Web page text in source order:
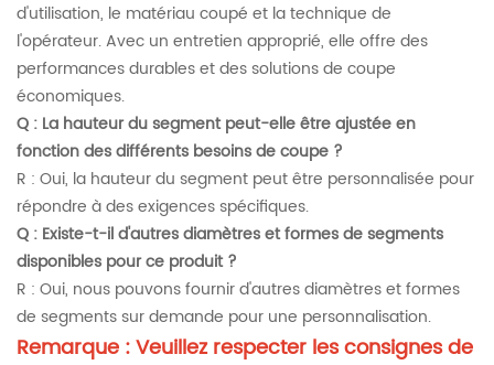
d'utilisation, le matériau coupé et la technique de
l'opérateur. Avec un entretien approprié, elle offre des
performances durables et des solutions de coupe
économiques.
Q : La hauteur du segment peut-elle être ajustée en
fonction des différents besoins de coupe ?
R : Oui, la hauteur du segment peut être personnalisée pour
répondre à des exigences spécifiques.
Q : Existe-t-il d'autres diamètres et formes de segments
disponibles pour ce produit ?
R : Oui, nous pouvons fournir d'autres diamètres et formes
de segments sur demande pour une personnalisation.
Remarque : Veuillez respecter les consignes de